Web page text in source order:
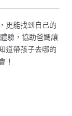
更能找到自己的
驗，協助爸媽讓
道帶孩子去哪的
！